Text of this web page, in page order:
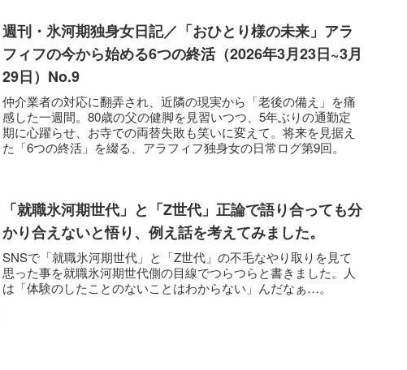
週刊・氷河期独身女日記／「おひとり様の未来」アラ
フィフの今から始める6つの終活（2026年3月23日~3月
29日）No.9
仲介業者の対応に翻弄され、近隣の現実から「老後の備え」を痛
感した一週間。80歳の父の健脚を見習いつつ、5年ぶりの通勤定
期に心躍らせ、お寺での両替失敗も笑いに変えて。将来を見据え
た「6つの終活」を綴る、アラフィフ独身女の日常ログ第9回。
「就職氷河期世代」と「Z世代」正論で語り合っても分
かり合えないと悟り、例え話を考えてみました。
SNSで「就職氷河期世代」と「Z世代」の不毛なやり取りを見て
思った事を就職氷河期世代側の目線でつらつらと書きました。人
は「体験のしたことのないことはわからない」んだなぁ…。